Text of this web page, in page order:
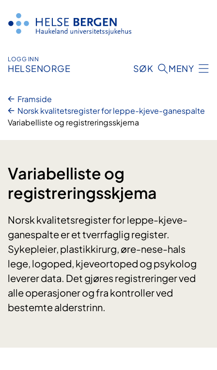
innhald
LOGG INN
HELSENORGE SØK MENY
Framside
Norsk kvalitetsregister for leppe-kjeve-ganespalte
Variabelliste og registreringsskjema
Variabelliste og
registreringsskjema
Norsk kvalitetsregister for leppe-kjeve-
ganespalte er et tverrfaglig register.
Sykepleier, plastikkirurg, øre-nese-hals
lege, logoped, kjeveortoped og psykolog
leverer data. Det gjøres registreringer ved
alle operasjoner og fra kontroller ved
bestemte alderstrinn.